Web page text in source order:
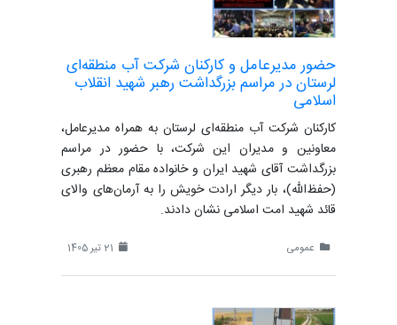
حضور مدیرعامل و کارکنان شرکت آب منطقه‌ای
لرستان در مراسم بزرگداشت رهبر شهید انقلاب
اسلامی
کارکنان شرکت آب منطقه‌ای لرستان به همراه مدیرعامل،
معاونین و مدیران این شرکت، با حضور در مراسم
بزرگداشت آقای شهید ایران و خانواده مقام معظم رهبری
(حفظ‌الله)، بار دیگر ارادت خویش را به آرمان‌های والای
قائد شهید امت اسلامی نشان دادند.
عمومی